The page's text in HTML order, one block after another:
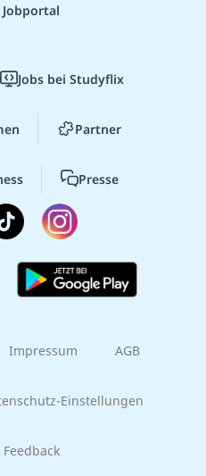
Jobs bei Studyflix
Partner
Presse
Impressum AGB
Einstellungen